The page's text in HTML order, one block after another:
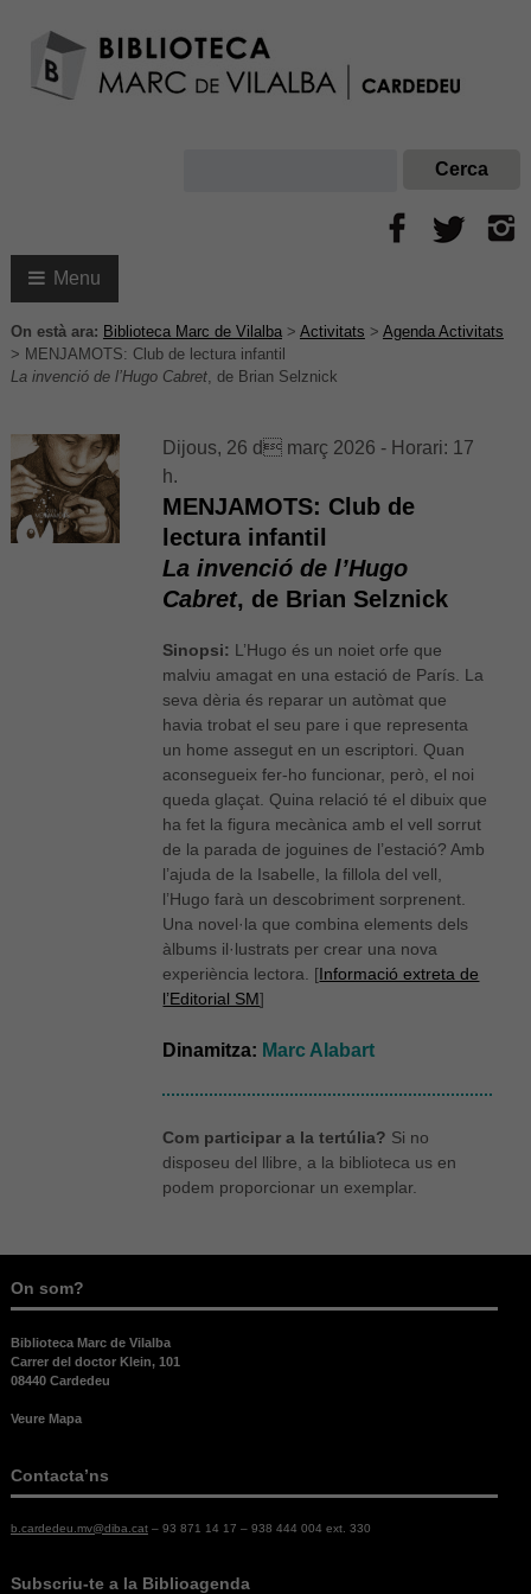
Menu
On està ara: Biblioteca Marc de Vilalba> Activitats > Agenda Activitats
> MENJAMOTS: Club de lectura infantil
La invenció de l’Hugo Cabret, de Brian Selznick
Dijous, 26 d març 2026 - Horari: 17
h.
MENJAMOTS: Club de
lectura infantil
La invenció de l’Hugo
Cabret, de Brian Selznick
Sinopsi: L’Hugo és un noiet orfe que
malviu amagat en una estació de París. La
seva dèria és reparar un autòmat que
havia trobat el seu pare i que representa
un home assegut en un escriptori. Quan
aconsegueix fer-ho funcionar, però, el noi
queda glaçat. Quina relació té el dibuix que
ha fet la figura mecànica amb el vell sorrut
de la parada de joguines de l’estació? Amb
l’ajuda de la Isabelle, la fillola del vell,
l’Hugo farà un descobriment sorprenent.
Una novel·la que combina elements dels
àlbums il·lustrats per crear una nova
experiència lectora. [Informació extreta de
l’Editorial SM]
Dinamitza: Marc Alabart
Com participar a la tertúlia? Si no
disposeu del llibre, a la biblioteca us en
podem proporcionar un exemplar.
On som?
Biblioteca Marc de Vilalba
Carrer del doctor Klein, 101
08440 Cardedeu
Veure Mapa
Contacta’ns
b.cardedeu.mv@diba.cat– 93 871 14 17 – 938 444 004 ext. 330
Subscriu-te a la Biblioagenda